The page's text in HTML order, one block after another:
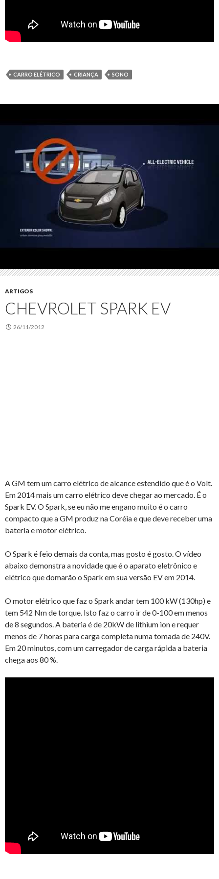
CARRO ELÉTRICO CRIANÇA SONO
ARTIGOS
CHEVROLET SPARK EV
26/11/2012
A GM tem um carro elétrico de alcance estendido que é o Volt.
Em 2014 mais um carro elétrico deve chegar ao mercado. É o
Spark EV. O Spark, se eu não me engano muito é o carro
compacto que a GM produz na Coréia e que deve receber uma
bateria e motor elétrico.
O Spark é feio demais da conta, mas gosto é gosto. O vídeo
abaixo demonstra a novidade que é o aparato eletrônico e
elétrico que domarão o Spark em sua versão EV em 2014.
O motor elétrico que faz o Spark andar tem 100 kW (130hp) e
tem 542 Nm de torque. Isto faz o carro ir de 0-100 em menos
de 8 segundos. A bateria é de 20kW de lithium ion e requer
menos de 7 horas para carga completa numa tomada de 240V.
Em 20 minutos, com um carregador de carga rápida a bateria
chega aos 80 %.